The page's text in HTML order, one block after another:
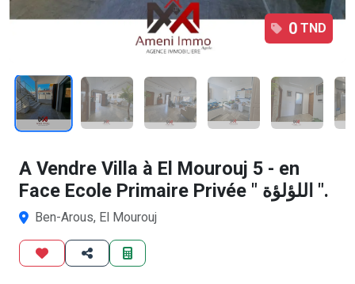
0 TND
1/12
A Vendre Villa à El Mourouj 5 - en
Face Ecole Primaire Privée " اللؤلؤة ".
Ben-Arous, El Mourouj